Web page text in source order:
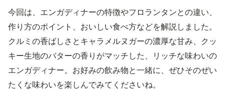
今回は、エンガディナーの特徴やフロランタンとの違い、
作り方のポイント、おいしい食べ方などを解説しました。
クルミの香ばしさとキャラメルヌガーの濃厚な甘み、クッ
キー生地のバターの香りがマッチした、リッチな味わいの
エンガディナー。お好みの飲み物と一緒に、ぜひそのぜい
たくな味わいを楽しんでみてくださいね。